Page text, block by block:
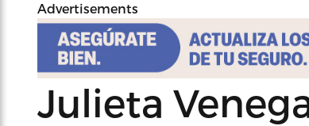
Advertisements
Julieta